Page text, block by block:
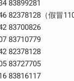
83899281
82378128（假冒110
83700826
83710779
82378128
83727705
83816117